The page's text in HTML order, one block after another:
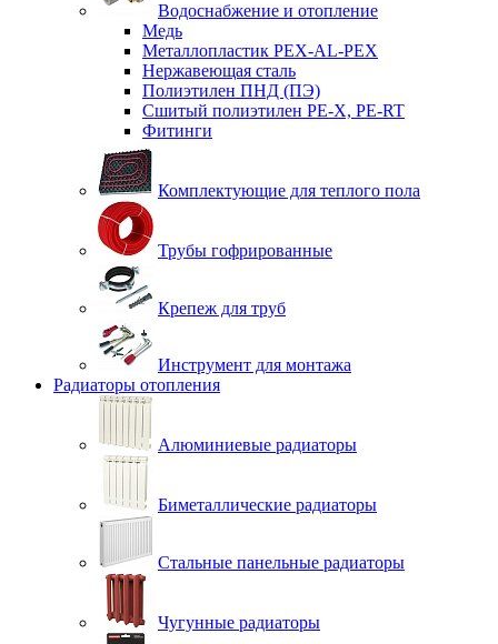
Водоснабжение и отопление
Медь
Металлопластик PEX-AL-PEX
Нержавеющая сталь
Полиэтилен ПНД (ПЭ)
Сшитый полиэтилен PE-X, PE-RT
Фитинги
Комплектующие для теплого пола
Трубы гофрированные
Крепеж для труб
Инструмент для монтажа
Радиаторы отопления
Алюминиевые радиаторы
Биметаллические радиаторы
Стальные панельные радиаторы
Чугунные радиаторы